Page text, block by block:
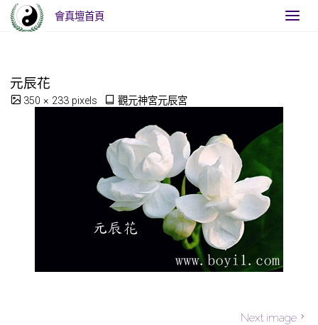
會真壇首頁Home
元辰花
Full350 × 233 pixels 觀元神宮元辰宮
Next image